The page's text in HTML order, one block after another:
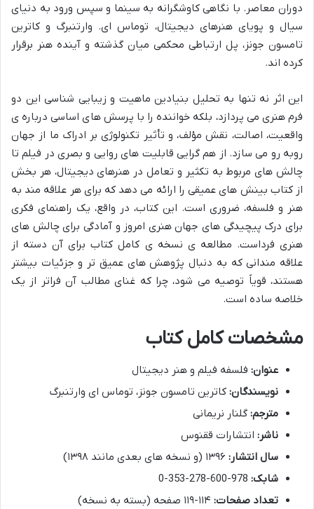
دوران معاصر. با نگاهی کاوشگرانه به سینما و سپس ورود به دنیای
سیال و پویای هنرهای دیجیتال، توماس ای. وارتنبرگ و کاترین
تامسون جونز، پل ارتباطی محکمی میان گذشته و آینده هنر برقرار
کرده اند.
این اثر نه تنها به تحلیل بنیادین ماهیت و زیبایی شناسی این دو
فرم هنری می پردازد، بلکه خواننده را با پرسش های اساسی درباره ی
واقعیت، اصالت، نقش مؤلف، و تأثیر تکنولوژی بر ادراک ما از جهان
روبه رو می سازد. از هم گرایی قابلیت های روایی و بصری در فیلم تا
چالش های مربوط به تکثیر و تعامل در هنرهای دیجیتال، هر بخش
از کتاب بینش های عمیقی را ارائه می دهد که برای هر علاقه مند به
هنر و فلسفه، ضروری است. این کتاب، در واقع، یک راهنمای فکری
برای درک پیچیدگی های جهان هنری امروز و آمادگی برای چالش های
هنری فرداست. مطالعه ی نسخه ی کامل کتاب برای آن دسته از
علاقه مندانی که به دنبال پژوهش های عمیق تر و جزئیات بیشتر
هستند، قویاً توصیه می شود، چرا که غنای مطالب آن فراتر از یک
خلاصه ساده است.
مشخصات کامل کتاب
عنوان: فلسفه فیلم و هنر دیجیتال
نویسندگان: کاترین تامسون جونز، توماس ای وارتنبرگ
مترجم: گلنار نریمانی
ناشر: انتشارات ققنوس
سال انتشار:
شابک:
تعداد صفحات: